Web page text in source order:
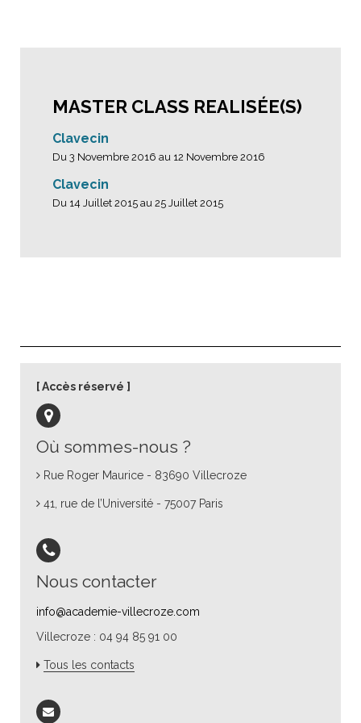
MASTER CLASS REALISÉE(S)
Clavecin
Du 3 Novembre 2016 au 12 Novembre 2016
Clavecin
Du 14 Juillet 2015 au 25 Juillet 2015
Où sommes-nous ?
Rue Roger Maurice - 83690 Villecroze
41, rue de l’Université - 75007 Paris
Nous contacter
info@academie-villecroze.com
Villecroze : 04 94 85 91 00
Tous les contacts
Accès réservé